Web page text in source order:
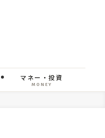
マネー・投資
MONEY